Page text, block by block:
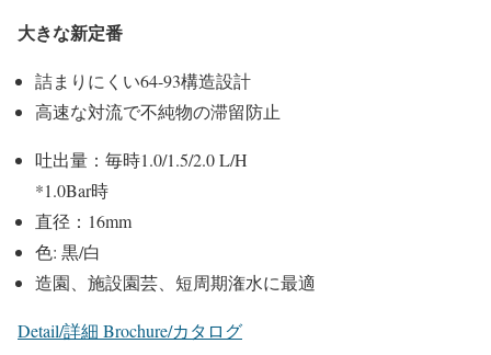
大きな新定番
詰まりにくい64-93構造設計
高速な対流で不純物の滞留防止
吐出量：毎時1.0/1.5/2.0 L/H
*1.0Bar時
直径：16mm
色: 黒/白
造園、施設園芸、短周期潅水に最適
Detail/詳細 Brochure/カタログ